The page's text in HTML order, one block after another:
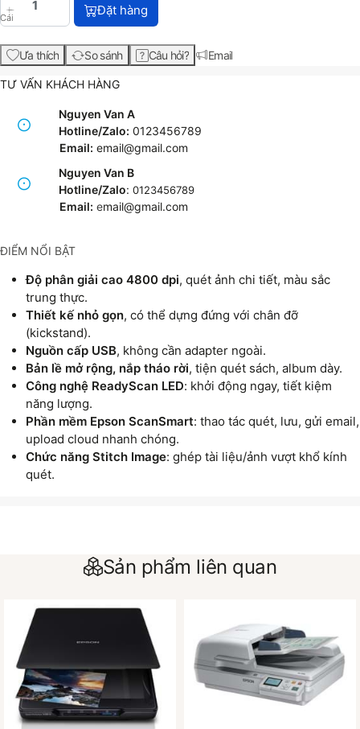
Cái Đặt hàng
Ưa thích So sánh Câu hỏi? Email
TƯ VẤN KHÁCH HÀNG
Nguyen Van A
Hotline/Zalo: 0123456789
Email: email@gmail.com
Nguyen Van B
Hotline/Zalo: 0123456789
Email: email@gmail.com
ĐIỂM NỔI BẬT
Độ phân giải cao 4800 dpi, quét ảnh chi tiết, màu sắc
trung thực.
Thiết kế nhỏ gọn, có thể dựng đứng với chân đỡ
(kickstand).
Nguồn cấp USB, không cần adapter ngoài.
Bản lề mở rộng, nắp tháo rời, tiện quét sách, album dày.
Công nghệ ReadyScan LED: khởi động ngay, tiết kiệm
năng lượng.
Phần mềm Epson ScanSmart: thao tác quét, lưu, gửi email,
upload cloud nhanh chóng.
Chức năng Stitch Image: ghép tài liệu/ảnh vượt khổ kính
quét.
Sản phẩm liên quan